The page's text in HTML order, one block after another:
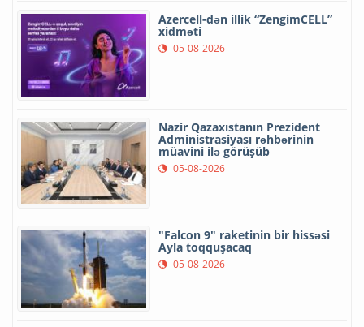
Azercell-dən illik “ZengimCELL”
xidməti
05-08-2026
Nazir Qazaxıstanın Prezident
Administrasiyası rəhbərinin
müavini ilə görüşüb
05-08-2026
"Falcon 9" raketinin bir hissəsi
Ayla toqquşacaq
05-08-2026